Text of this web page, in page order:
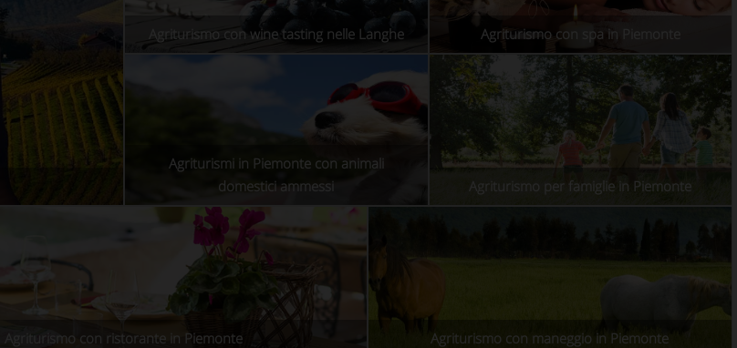
Agriturismo con wine tasting nelle Langhe Agriturismo con spa in Piemonte
Agriturismi in Piemonte con animali
domestici ammessi
Agriturismo per famiglie in Piemonte
Agriturismo con ristorante in Piemonte Agriturismo con maneggio in Piemonte